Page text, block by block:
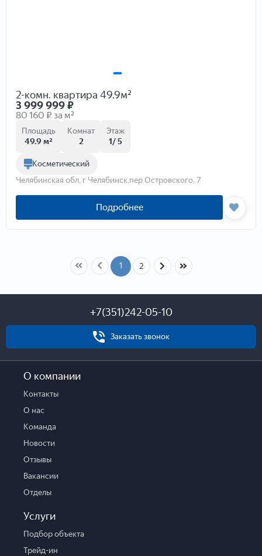
2-комн. квартира 49.9м²
3 999 999₽
80 160 ₽ за м²
Площадь
49.9 м²
Комнат
2
Этаж
1/ 5
Косметический
Челябинская обл, г Челябинск,пер Островского, 7
Подробнее
1 2
+7(351)242-05-10
Заказать звонок
О компании
Контакты
О нас
Команда
Новости
Отзывы
Вакансии
Отделы
Услуги
Подбор объекта
Трейд-ин